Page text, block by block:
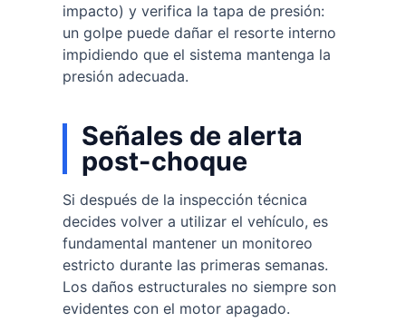
impacto) y verifica la tapa de presión:
un golpe puede dañar el resorte interno
impidiendo que el sistema mantenga la
presión adecuada.
Señales de alerta
post-choque
Si después de la inspección técnica
decides volver a utilizar el vehículo, es
fundamental mantener un monitoreo
estricto durante las primeras semanas.
Los daños estructurales no siempre son
evidentes con el motor apagado.